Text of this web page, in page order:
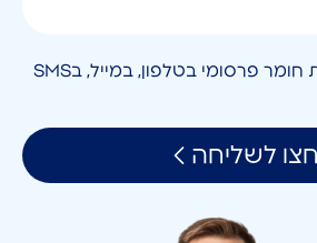
אני מאשר/ת קבלת חומר פרסומי בטלפון, במייל, בSMS
לשליחה